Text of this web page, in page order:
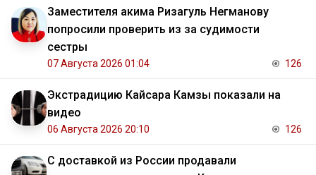
Заместителя акима Ризагуль Негманову
попросили проверить из за судимости
сестры
07 Августа 2026 01:04 126
Экстрадицию Кайсара Камзы показали на
видео
06 Августа 2026 20:10 126
С доставкой из России продавали